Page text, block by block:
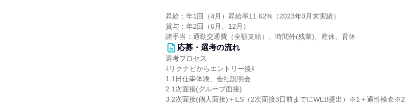
昇給：年1回（4月）昇給率11.62%（2023年3月末実績）
賞与：年2回（6月、12月）
諸手当：通勤交通費（全額支給）、時間外(残業)、産休、育休
応募・選考の流れ
選考プロセス
⇩リクナビからエントリー後⇩
1.1日仕事体験、会社説明会
2.1次面接(グループ面接)
3.2次面接(個人面接)＋ES（2次面接3日前までにWEB提出）※1＋適性検査※2